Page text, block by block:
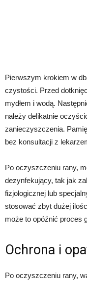
Pierwszym krokiem w
czystości. Przed
mydłem i wodą.
należy delikatnie
zanieczyszczenia.
bez konsultacji z
Po oczyszczeniu rany,
dezynfekujący, tak jak
fizjologicznej lub
stosować zbyt dużej
może to opóźnić proces
Ochrona i
Po oczyszczeniu rany,